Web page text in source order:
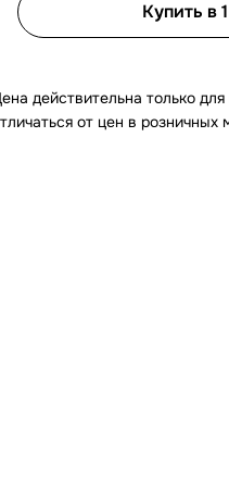
Купить в
действительна только
от цен в розничных